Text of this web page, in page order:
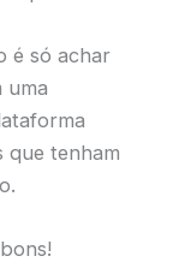
é só achar
uma
que tenham